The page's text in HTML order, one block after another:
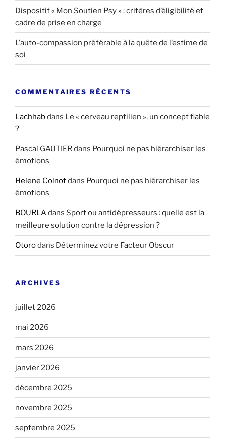
Dispositif « Mon Soutien Psy » : critères d’éligibilité et
cadre de prise en charge
L’auto-compassion préférable à la quête de l’estime de
soi
COMMENTAIRES RÉCENTS
Lachhabdans Le « cerveau reptilien », un concept fiable
?
Pascal GAUTIERdans Pourquoi ne pas hiérarchiser les
émotions
Helene Colnotdans Pourquoi ne pas hiérarchiser les
émotions
BOURLAdans Sport ou antidépresseurs : quelle est la
meilleure solution contre la dépression ?
Otorodans Déterminez votre Facteur Obscur
ARCHIVES
juillet 2026
mai 2026
mars 2026
janvier 2026
décembre 2025
novembre 2025
septembre 2025